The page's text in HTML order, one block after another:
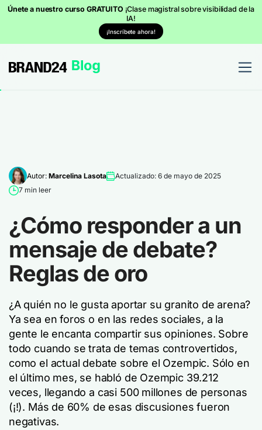
Únete a nuestro curso GRATUITO ¡Clase magistral sobre visibilidad de la
IA!
¡Inscríbete ahora!
Autor: Marcelina Lasota
Actualizado: 6 de mayo de 2025
7 min leer
¿Cómo responder a un
mensaje de debate?
Reglas de oro
¿A quién no le gusta aportar su granito de arena?
Ya sea en foros o en las redes sociales, a la
gente le encanta compartir sus opiniones. Sobre
todo cuando se trata de temas controvertidos,
como el actual debate sobre el Ozempic. Sólo en
el último mes, se habló de Ozempic 39.212
veces, llegando a casi 500 millones de personas
(¡!). Más de 60% de esas discusiones fueron
negativas.